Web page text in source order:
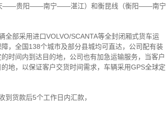
庆——贵阳——南宁——湛江）和衡昆线（衡阳——南宁
部采用进口VOLVO/SCANTA等全封闭厢式货车运
，全国138个城市及部分县城均可直达，公司配有装
时间内到达目的地，公司也有加急运输服务，当客户
地，以保证客户交货时间需求，车辆采用GPS全球定
货款后5个工作日内汇款，